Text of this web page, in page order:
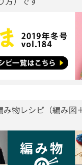
み物レシピ（編み図